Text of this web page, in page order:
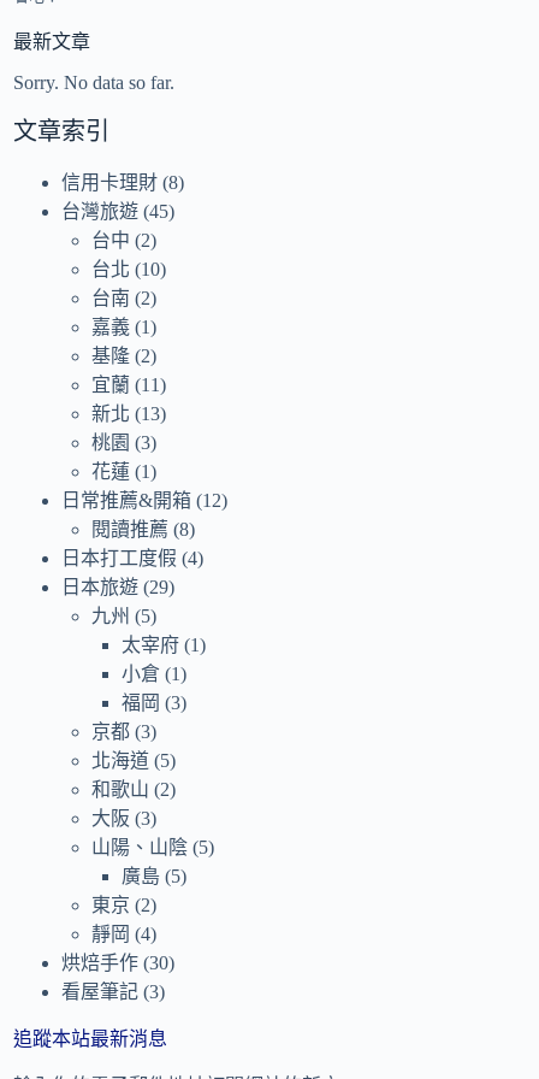
最新文章
Sorry. No data so far.
文章索引
信用卡理財 (8)
台灣旅遊 (45)
台中 (2)
台北 (10)
台南 (2)
嘉義 (1)
基隆 (2)
宜蘭 (11)
新北 (13)
桃園 (3)
花蓮 (1)
日常推薦&開箱 (12)
閱讀推薦 (8)
日本打工度假 (4)
日本旅遊 (29)
九州 (5)
太宰府 (1)
小倉 (1)
福岡 (3)
京都 (3)
北海道 (5)
和歌山 (2)
大阪 (3)
山陽、山陰 (5)
廣島 (5)
東京 (2)
靜岡 (4)
烘焙手作 (30)
看屋筆記 (3)
追蹤本站最新消息